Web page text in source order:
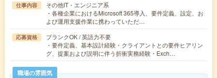
仕事内容
その他IT・エンジニア系
・各種企業におけるMicrosoft 365導入、要件定義、設定、お
よび運用支援作業に携わっていただ…
応募資格
ブランクOK / 英語力不要
・要件定義、基本設計経験・クライアントとの要件ヒアリン
グ、提案および説明に伴う折衝実務経験・Exch…
職場の雰囲気